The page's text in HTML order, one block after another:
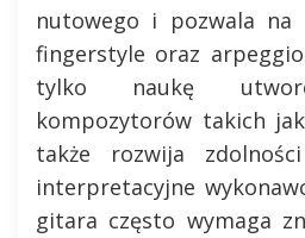
nutowego i pozwala na
fingerstyle oraz
tylko naukę
kompozytorów takich
także rozwija
interpretacyjne
gitara często wymaga